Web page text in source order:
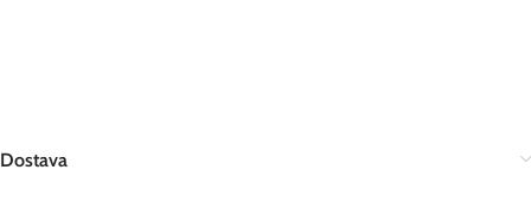
Dostava